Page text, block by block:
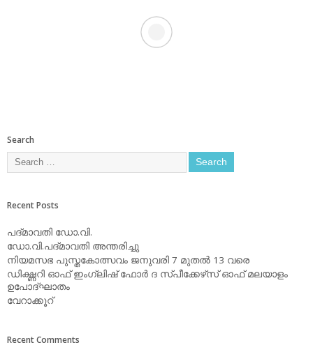
Search
Recent Posts
പദ്മാവതി ഡോ.വി.
ഡോ.വി.പദ്മാവതി അന്തരിച്ചു
നിയമസഭ പുസ്തകോത്സവം ജനുവരി 7 മുതല്‍ 13 വരെ
ഡിക്ഷ്ണറി ഓഫ് ഇംഗ്ലിഷ് ഫോര്‍ ദ സ്പീക്കേഴ്‌സ് ഓഫ് മലയാളം
ഉപോദ്ഘാതം
വേറാക്കൂറ്
Recent Comments